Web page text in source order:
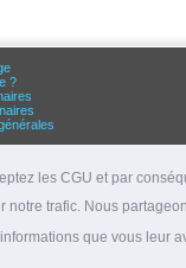
les CGU et par
notre trafic. Nous
que vous leur
?